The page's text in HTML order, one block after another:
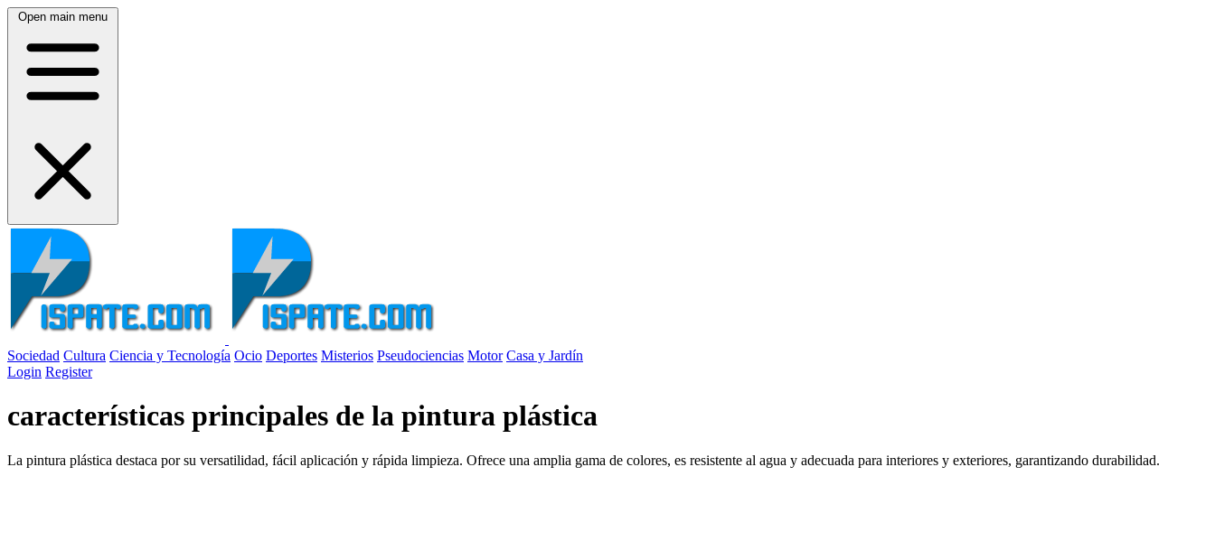
Open main menu
Sociedad Cultura Ciencia y Tecnología Ocio Deportes Misterios Pseudociencias Motor Casa y Jardín
Login Register
características principales de la pintura plástica
La pintura plástica destaca por su versatilidad, fácil aplicación y rápida limpieza. Ofrece una amplia gama de colores, es resistente al agua y adecuada para interiores y exteriores, garantizando durabilidad.